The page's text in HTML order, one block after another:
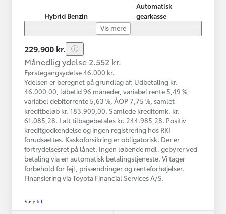
Hybrid Benzin
Automatisk
gearkasse
Vis mere
229.900 kr.
Månedlig ydelse 2.552 kr.
Førstegangsydelse 46.000 kr.
Ydelsen er beregnet på grundlag af: Udbetaling kr.
46.000,00, løbetid 96 måneder, variabel rente 5,49 %,
variabel debitorrente 5,63 %, ÅOP 7,75 %, samlet
kreditbeløb kr. 183.900,00. Samlede kreditomk. kr.
61.085,28. I alt tilbagebetales kr. 244.985,28. Positiv
kreditgodkendelse og ingen registrering hos RKI
forudsættes. Kaskoforsikring er obligatorisk. Der er
fortrydelsesret på lånet. Ingen løbende mdl. gebyrer ved
betaling via en automatisk betalingstjeneste. Vi tager
forbehold for fejl, prisændringer og renteforhøjelser.
Finansiering via Toyota Financial Services A/S.
Vælg bil